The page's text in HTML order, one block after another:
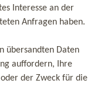
Interesse an der
Anfragen haben.
übersandten Daten
auffordern, Ihre
der Zweck für die